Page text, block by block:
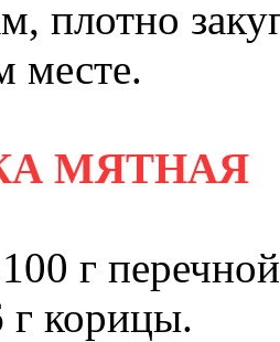
плотно
месте.
МЯТНАЯ
г
г корицы.